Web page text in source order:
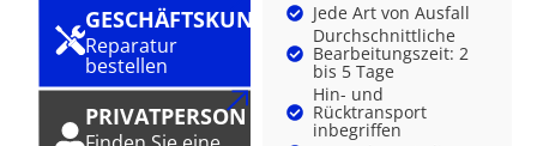
GESCHÄFTSKUNDE
Reparatur
bestellen
PRIVATPERSON
Jede Art von Ausfall
Durchschnittliche
Bearbeitungszeit: 2
bis 5 Tage
Hin- und
Rücktransport
inbegriffen